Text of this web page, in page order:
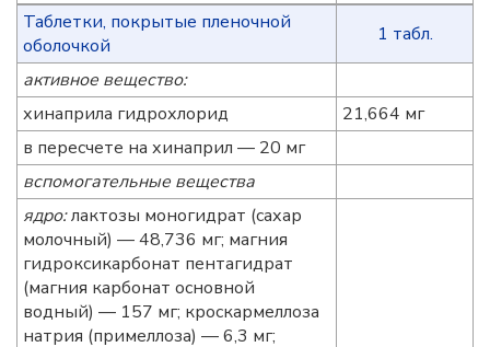
Таблетки, покрытые пленочной
оболочкой
1 табл.
активное вещество:
хинаприла гидрохлорид
21,664 мг
в пересчете на хинаприл — 20 мг
вспомогательные вещества
ядро:лактозы моногидрат (сахар
молочный) — 48,736 мг; магния
гидроксикарбонат пентагидрат
(магния карбонат основной
водный) — 157 мг; кроскармеллоза
натрия (примеллоза) — 6,3 мг;